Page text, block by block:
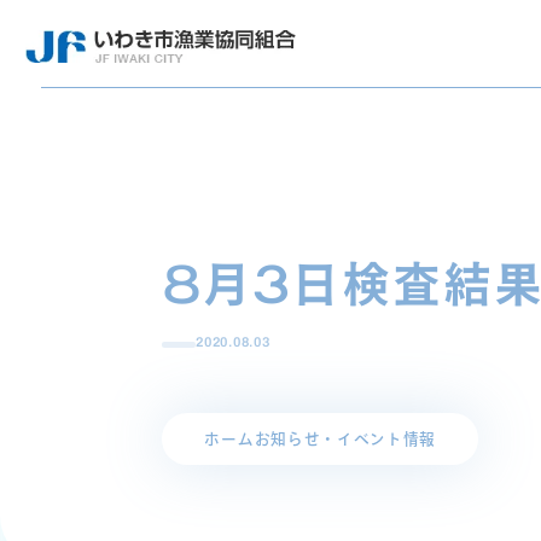
8月3日検査結
2020.08.03
ホーム お知らせ・イベント情報